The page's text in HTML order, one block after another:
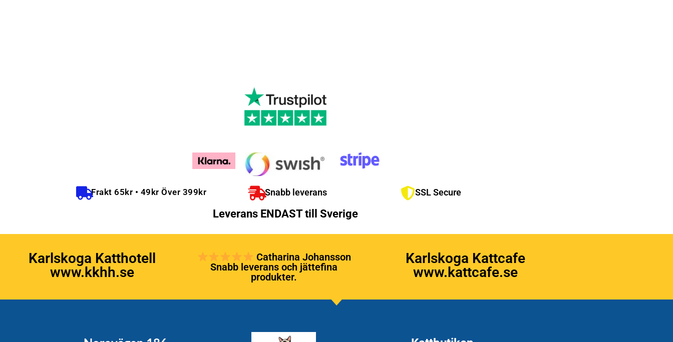
Frakt 65kr • 49kr Över 399kr Snabb leverans SSL Secure
Leverans ENDAST till Sverige
Karlskoga Katthotell
www.kkhh.se
Catharina Johansson
Snabb leverans och jättefina
produkter.
Karlskoga Kattcafe
www.kattcafe.se